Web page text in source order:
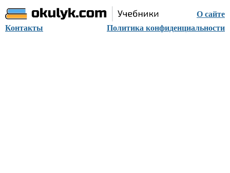
О сайте
Контакты
Политика конфиденциальности